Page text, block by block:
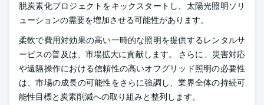
脱炭素化プロジェクトをキックスタートし、太陽光照明ソリ
ューションの需要を増加させる可能性があります。
柔軟で費用対効果の高い一時的な照明を提供するレンタルサ
ービスの普及は、市場拡大に貢献します。 さらに、災害対応
や遠隔操作における信頼性の高いオフグリッド照明の必要性
は、市場の成長の可能性をさらに強調し、業界全体の持続可
能性目標と炭素削減への取り組みと整列します。